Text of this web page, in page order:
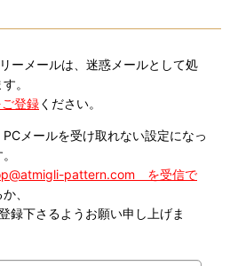
ーメールは、迷惑メールとして処
。
登録ください。
メールを受け取れない設定になっ
pattern.com を受信で
、
録下さるようお願い申し上げま